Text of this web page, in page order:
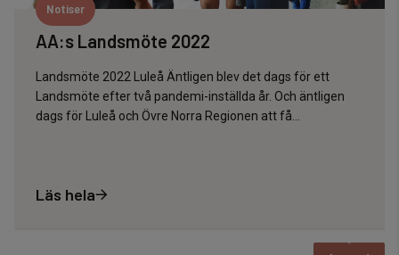
Notiser
AA:s Landsmöte 2022
Landsmöte 2022 Luleå Äntligen blev det dags för ett
Landsmöte efter två pandemi-inställda år. Och äntligen
dags för Luleå och Övre Norra Regionen att få...
Läs hela